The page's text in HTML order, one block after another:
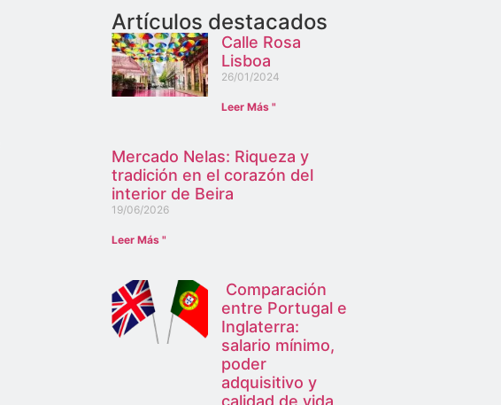
Artículos destacados
Calle Rosa
Lisboa
26/01/2024
Leer Más "
Mercado Nelas: Riqueza y
tradición en el corazón del
interior de Beira
19/06/2026
Leer Más "
Comparación
entre Portugal e
Inglaterra:
salario mínimo,
poder
adquisitivo y
calidad de vida